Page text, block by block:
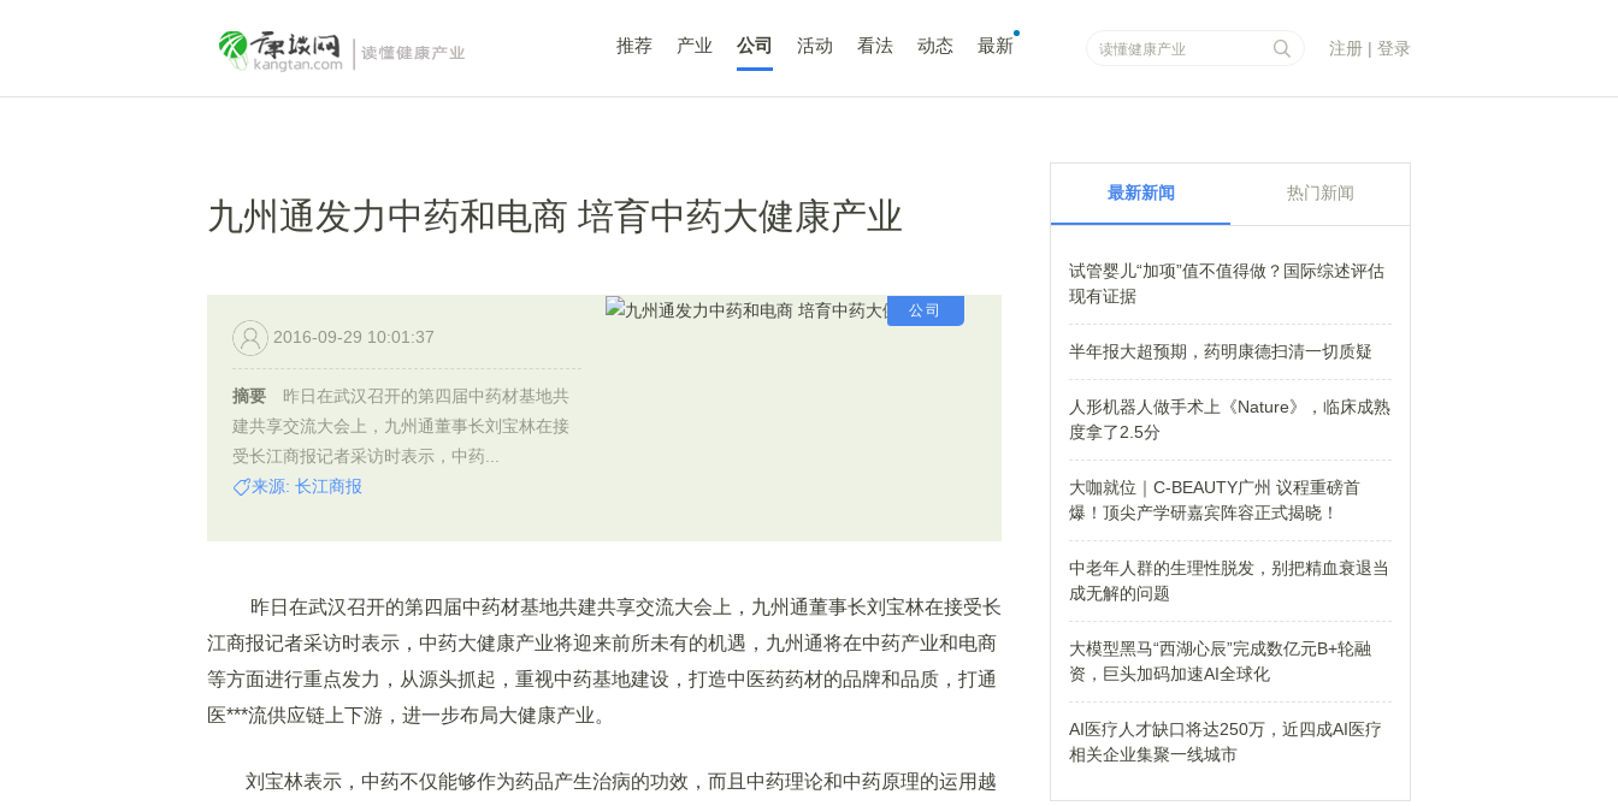
推荐 产业 公司 活动 看法 动态 最新 注册 | 登录
九州通发力中药和电商 培育中药大健康产业
公司
2016-09-29 10:01:37
摘要
昨日在武汉召开的第四届中药材基地共
建共享交流大会上，九州通董事长刘宝林在接
受长江商报记者采访时表示，中药...
来源: 长江商报
昨日在武汉召开的第四届中药材基地共建共享交流大会上，九州通董事长刘宝林在接受长
江商报记者采访时表示，中药大健康产业将迎来前所未有的机遇，九州通将在中药产业和电商
等方面进行重点发力，从源头抓起，重视中药基地建设，打造中医药药材的品牌和品质，打通
医***流供应链上下游，进一步布局大健康产业。
刘宝林表示，中药不仅能够作为药品产生治病的功效，而且中药理论和中药原理的运用越
最新新闻 热门新闻
试管婴儿“加项”值不值得做？国际综述评估
现有证据
半年报大超预期，药明康德扫清一切质疑
人形机器人做手术上《Nature》，临床成熟
度拿了2.5分
大咖就位｜C-BEAUTY广州 议程重磅首
爆！顶尖产学研嘉宾阵容正式揭晓！
中老年人群的生理性脱发，别把精血衰退当
成无解的问题
大模型黑马“西湖心辰”完成数亿元B+轮融
资，巨头加码加速AI全球化
AI医疗人才缺口将达250万，近四成AI医疗
相关企业集聚一线城市